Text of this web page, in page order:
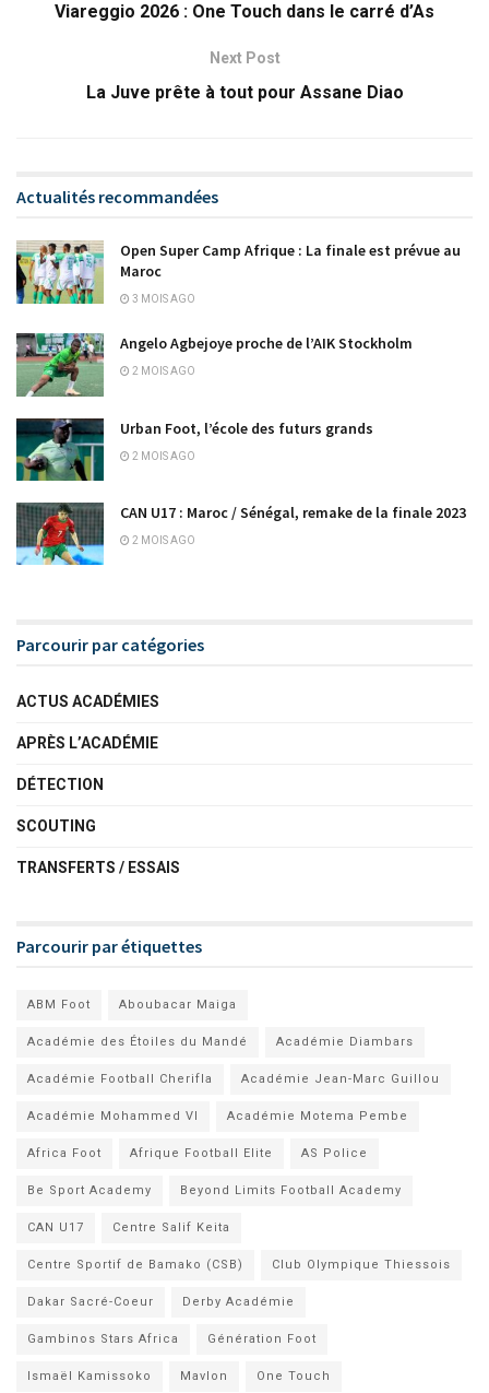
Viareggio 2026 : One Touch dans le carré d’As
Next Post
La Juve prête à tout pour Assane Diao
Actualités recommandées
Open Super Camp Afrique : La finale est prévue au
Maroc
3 MOIS AGO
Angelo Agbejoye proche de l’AIK Stockholm
2 MOIS AGO
Urban Foot, l’école des futurs grands
2 MOIS AGO
CAN U17 : Maroc / Sénégal, remake de la finale 2023
2 MOIS AGO
Parcourir par catégories
ACTUS ACADÉMIES
APRÈS L’ACADÉMIE
DÉTECTION
SCOUTING
TRANSFERTS / ESSAIS
Parcourir par étiquettes
ABM Foot Aboubacar Maiga
Académie des Étoiles du Mandé Académie Diambars
Académie Football Cherifla Académie Jean-Marc Guillou
Académie Mohammed VI Académie Motema Pembe
Africa Foot Afrique Football Elite AS Police
Be Sport Academy Beyond Limits Football Academy
CAN U17 Centre Salif Keita
Centre Sportif de Bamako (CSB) Club Olympique Thiessois
Dakar Sacré-Coeur Derby Académie
Gambinos Stars Africa Génération Foot
Ismaël Kamissoko Mavlon One Touch